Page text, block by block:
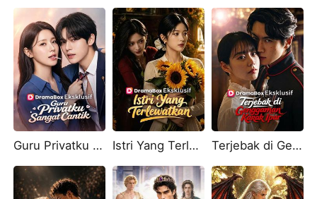
Guru Privatku Sangat Cantik Istri Yang Terlewatkan Terjebak di Genggaman Kakak Ipar